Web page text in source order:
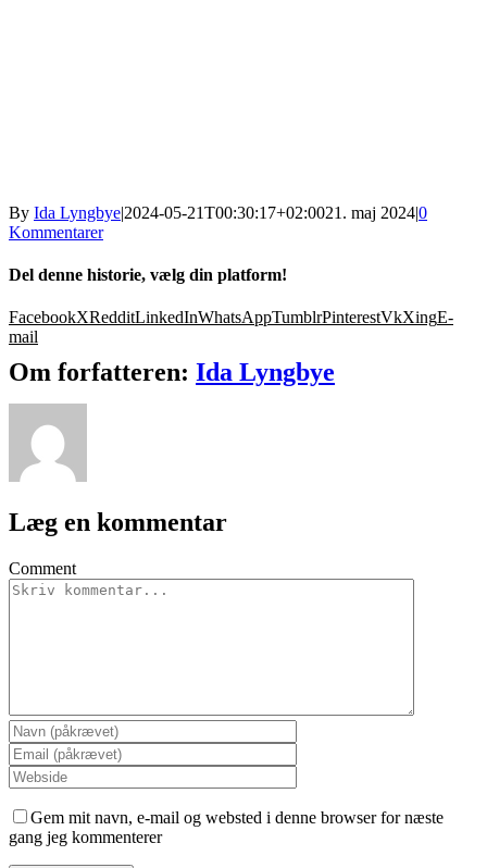
By Ida Lyngbye|2024-05-21T00:30:17+02:0021. maj 2024|0
Kommentarer
Del denne historie, vælg din platform!
FacebookXRedditLinkedInWhatsAppTumblrPinterestVkXingE-
mail
Om forfatteren: Ida Lyngbye
Læg en kommentar
Comment
Gem mit navn, e-mail og websted i denne browser for næste
gang jeg kommenterer